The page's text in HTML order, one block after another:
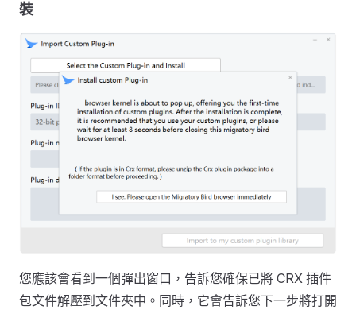
裝
您應該會看到一個彈出窗口，告訴您確保已將 CRX 插件
包文件解壓到文件夾中。同時，它會告訴您下一步將打開